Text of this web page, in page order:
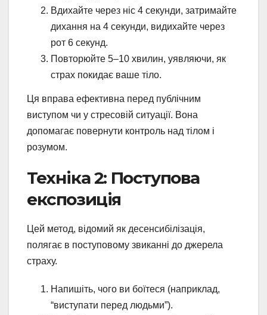
Вдихайте через ніс 4 секунди, затримайте
дихання на 4 секунди, видихайте через
рот 6 секунд.
Повторюйте 5–10 хвилин, уявляючи, як
страх покидає ваше тіло.
Ця вправа ефективна перед публічним
виступом чи у стресовій ситуації. Вона
допомагає повернути контроль над тілом і
розумом.
Техніка 2: Поступова
експозиція
Цей метод, відомий як десенсибілізація,
полягає в поступовому звиканні до джерела
страху.
Напишіть, чого ви боїтеся (наприклад,
“виступати перед людьми”).